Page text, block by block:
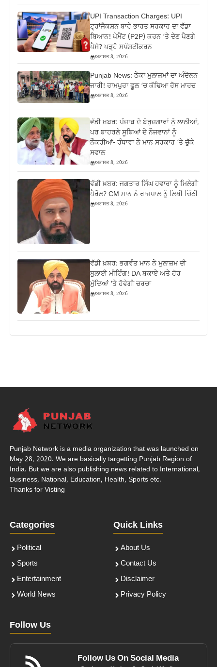
UPI Transaction Charges: UPI
ਟ੍ਰਾਂਜੈਕਸ਼ਨ ਬਾਰੇ ਭਾਰਤ ਸਰਕਾਰ ਦਾ ਵੱਡਾ
ਬਿਆਨ! ਪੇਮੈਂਟ (P2P) ਕਰਨ ‘ਤੇ ਦੇਣ ਪੈਣਗੇ
ਪੈਸੇ? ਪੜ੍ਹੋ ਸਪੱਸ਼ਟੀਕਰਨ
ਅਗਸਤ 8, 2026
Punjab News: ਠੇਕਾ ਮੁਲਾਜ਼ਮਾਂ ਦਾ ਅੰਦੋਲਨ
ਜਾਰੀ! ਰਾਮਪੁਰਾ ਫੂਲ ‘ਚ ਕੱਢਿਆ ਰੋਸ ਮਾਰਚ
ਅਗਸਤ 8, 2026
ਵੱਡੀ ਖ਼ਬਰ: ਪੰਜਾਬ ਦੇ ਬੇਰੁਜ਼ਗਾਰਾਂ ਨੂੰ ਲਾਠੀਆਂ,
ਪਰ ਬਾਹਰਲੇ ਸੂਬਿਆਂ ਦੇ ਨੌਜਵਾਨਾਂ ਨੂੰ
ਨੌਕਰੀਆਂ- ਰੰਧਾਵਾ ਨੇ ਮਾਨ ਸਰਕਾਰ ‘ਤੇ ਚੁੱਕੇ
ਸਵਾਲ
ਅਗਸਤ 8, 2026
ਵੱਡੀ ਖ਼ਬਰ: ਜਗਤਾਰ ਸਿੰਘ ਹਵਾਰਾ ਨੂੰ ਮਿਲੇਗੀ
ਪੈਰੋਲ? CM ਮਾਨ ਨੇ ਰਾਜਪਾਲ ਨੂੰ ਲਿਖੀ ਚਿੱਠੀ
ਅਗਸਤ 8, 2026
ਵੱਡੀ ਖ਼ਬਰ: ਭਗਵੰਤ ਮਾਨ ਨੇ ਮੁਲਾਜ਼ਮ ਦੀ
ਬੁਲਾਈ ਮੀਟਿੰਗ! DA ਬਕਾਏ ਅਤੇ ਹੋਰ
ਮੁੱਦਿਆਂ ‘ਤੇ ਹੋਵੇਗੀ ਚਰਚਾ
ਅਗਸਤ 8, 2026
Punjab Network is a media organization that was launched on
May 28, 2020. We are basically targetting Punjab Region of
India. But we are also publishing news related to International,
Business, National, Education, Health, Sports etc.
Thanks for Visting
Categories
Political
Sports
Entertainment
World News
Quick Links
About Us
Contact Us
Disclaimer
Privacy Policy
Follow Us
Follow Us On Social Media